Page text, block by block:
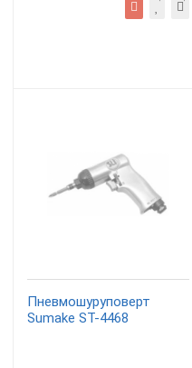
Пневмошуруповерт
Sumake ST-4468